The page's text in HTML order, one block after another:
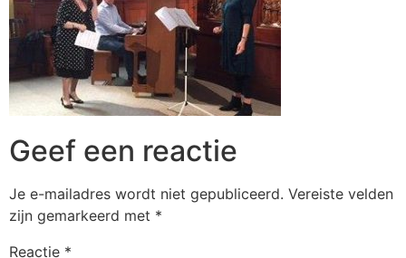
Geef een reactie
Je e-mailadres wordt niet gepubliceerd. Vereiste velden
zijn gemarkeerd met *
Reactie *